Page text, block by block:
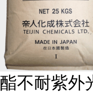
酯不耐紫外